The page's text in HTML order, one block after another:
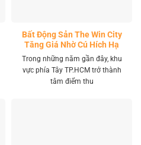
Bất Động Sản The Win City
Tăng Giá Nhờ Cú Hích Hạ
Tầng
Trong những năm gần đây, khu
vực phía Tây TP.HCM trở thành
tâm điểm thu